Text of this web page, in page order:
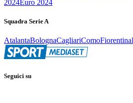
2024Euro 2024
Squadra Serie A
AtalantaBolognaCagliariComoFiorentina
Seguici su